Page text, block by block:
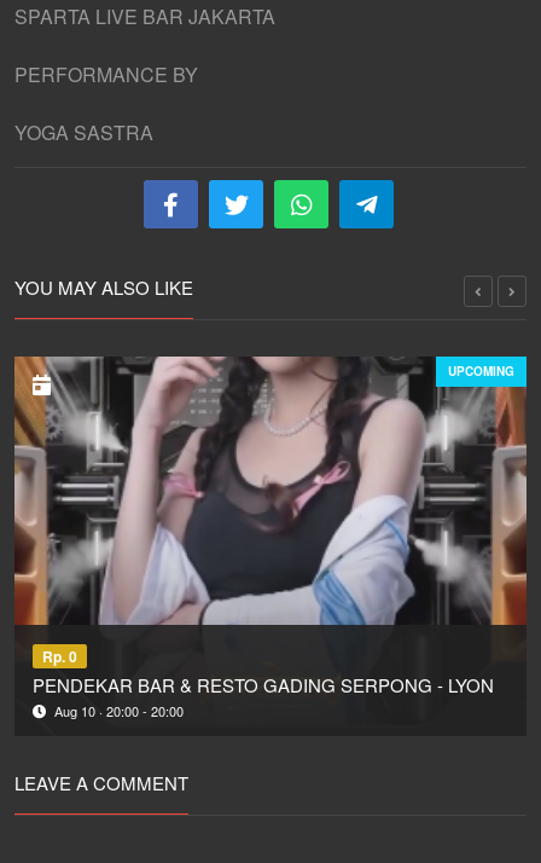
SPARTA LIVE BAR JAKARTA
PERFORMANCE BY
YOGA SASTRA
YOU MAY ALSO LIKE
UPCOMING
Rp. 0
PENDEKAR BAR & RESTO GADING SERPONG - LYON
Aug 10 · 20:00 - 20:00
LEAVE A COMMENT